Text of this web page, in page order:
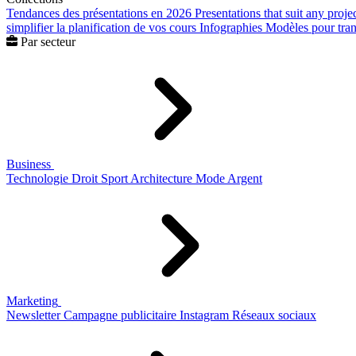
Tendances des présentations en 2026 Presentations that suit any
simplifier la planification de vos cours Infographies Modèles pour
Par secteur
Business
Technologie Droit Sport Architecture Mode Argent
Marketing
Newsletter Campagne publicitaire Instagram Réseaux sociaux